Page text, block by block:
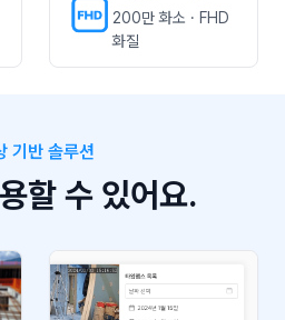
200만 화소 · FHD
화질
기반 솔루션
할 수 있어요.